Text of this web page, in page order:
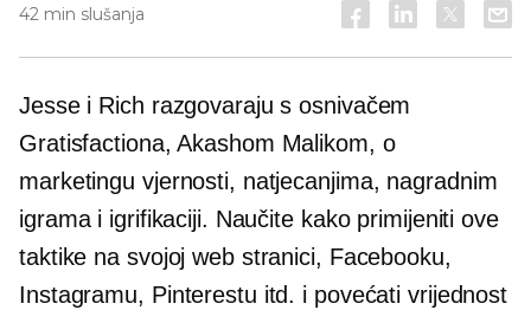
42 min slušanja
Jesse i Rich razgovaraju s osnivačem
Gratisfactiona, Akashom Malikom, o
marketingu vjernosti, natjecanjima, nagradnim
igrama i igrifikaciji. Naučite kako primijeniti ove
taktike na svojoj web stranici, Facebooku,
Instagramu, Pinterestu itd. i povećati vrijednost